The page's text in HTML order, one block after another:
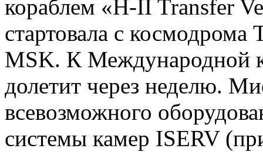
кораблем «H-II Transfer
стартовала с
MSK. К Международной
долетит через неделю.
всевозможного
системы камер ISERV